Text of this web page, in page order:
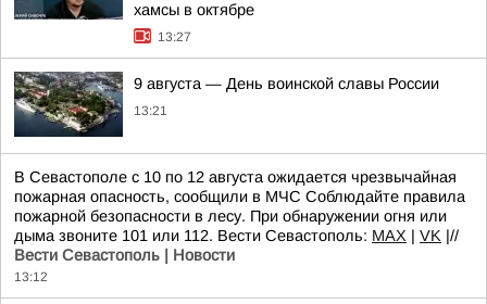
хамсы в октябре
13:27
9 августа — День воинской славы России
13:21
В Севастополе с 10 по 12 августа ожидается чрезвычайная
пожарная опасность, сообщили в МЧС Соблюдайте правила
пожарной безопасности в лесу. При обнаружении огня или
дыма звоните 101 или 112. Вести Севастополь: MAX | VK |//
Вести Севастополь | Новости
13:12